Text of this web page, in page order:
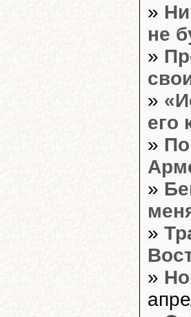
»
не
»
»
его
»
»
»
»